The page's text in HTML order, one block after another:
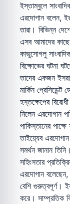
ইস্তাম্বুলে
এরদোগান বলেন,
তারা। বিভিন্ন
এসব আমাদের
কাভুসোগলু
বিক্ষোভের ঘটনা
তাদের একজন
মার্কিন
হস্তক্ষেপের
নিলেন এরদোগান
পাকিস্তানের
তাইয়্যেব
সমর্থন জানান
সহিংসতার
এরদোগান
বেশি গুরুত্বপূর্ণ।
করে। সাম্প্রতিক